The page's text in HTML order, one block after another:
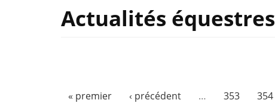
Actualités équestres
« premier ‹ précédent … 353 354